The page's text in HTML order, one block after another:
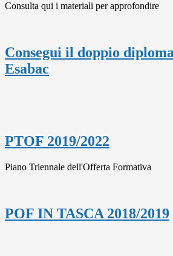
Consulta qui i materiali per approfondire
Consegui il doppio
Esabac
PTOF 2019/2022
Piano Triennale dell'Offerta Formativa
POF IN TASCA 2018/2019